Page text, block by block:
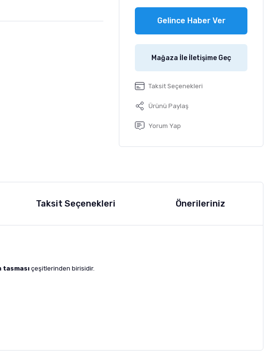
Gelince Haber Ver
Mağaza İle İletişime Geç
Taksit Seçenekleri
Ürünü Paylaş
Yorum Yap
Taksit Seçenekleri Önerileriniz
tasmasıçeşitlerinden birisidir.